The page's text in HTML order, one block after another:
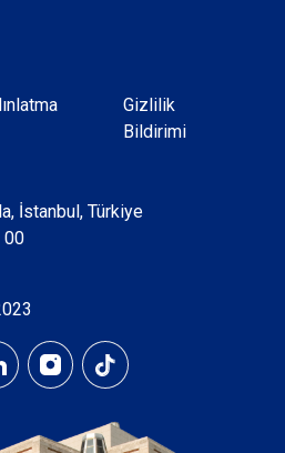
Gizlilik
Bildirimi
İstanbul, Türkiye
00